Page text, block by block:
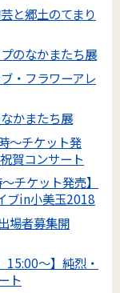
と郷土のてまり
のなかまたち展
・フラワーアレ
かまたち展
～チケット発
賀コンサート
チケット発売】
ブin小美玉2018
場者募集開
～】純烈・
ト